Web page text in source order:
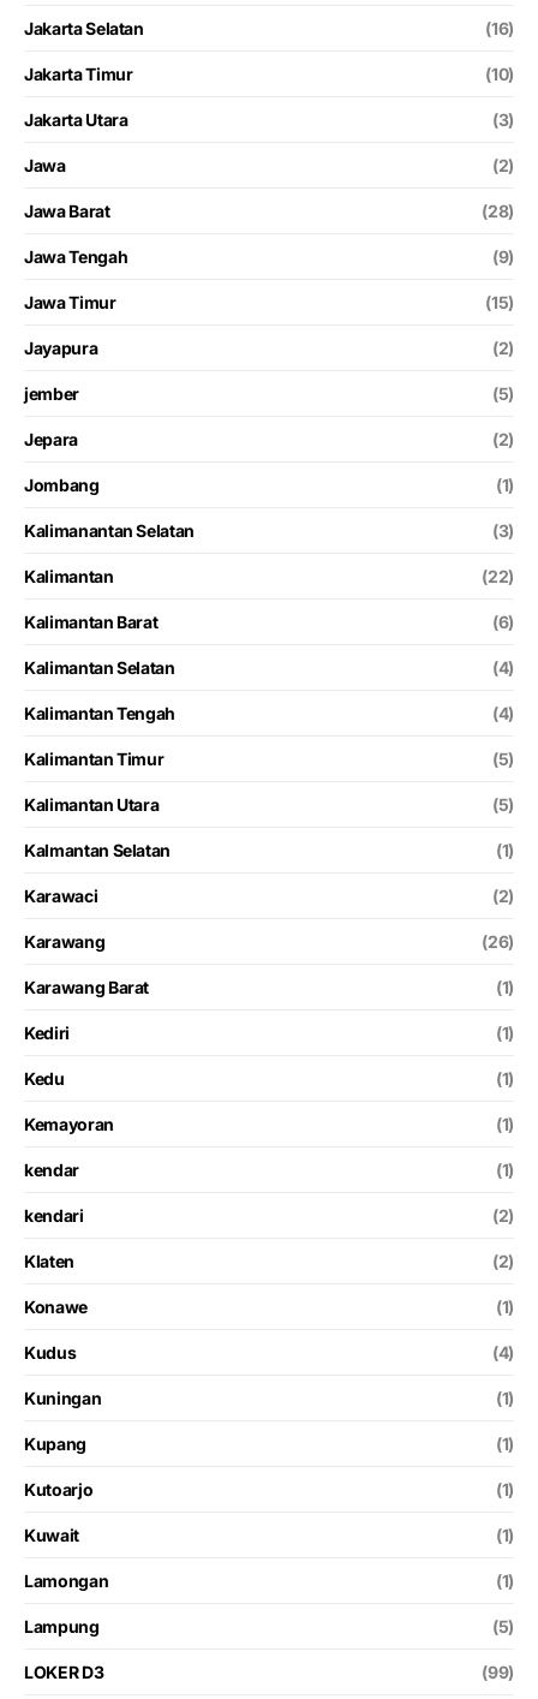
Jakarta Selatan (16)
Jakarta Timur (10)
Jakarta Utara (3)
Jawa (2)
Jawa Barat (28)
Jawa Tengah (9)
Jawa Timur (15)
Jayapura (2)
jember (5)
Jepara (2)
Jombang (1)
Kalimanantan Selatan (3)
Kalimantan (22)
Kalimantan Barat (6)
Kalimantan Selatan (4)
Kalimantan Tengah (4)
Kalimantan Timur (5)
Kalimantan Utara (5)
Kalmantan Selatan (1)
Karawaci (2)
Karawang (26)
Karawang Barat (1)
Kediri (1)
Kedu (1)
Kemayoran (1)
kendar (1)
kendari (2)
Klaten (2)
Konawe (1)
Kudus (4)
Kuningan (1)
Kupang (1)
Kutoarjo (1)
Kuwait (1)
Lamongan (1)
Lampung (5)
LOKER D3 (99)